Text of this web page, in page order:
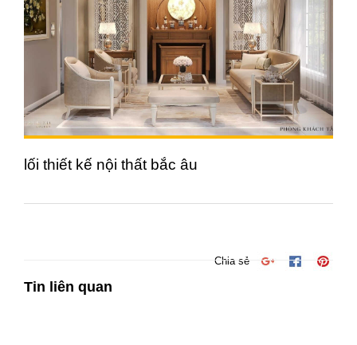
lối thiết kế nội thất bắc âu
Chia sẻ
Tin liên quan